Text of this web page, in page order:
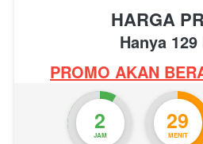
HARGA
Hanya
PROMO AKAN
2
JAM
29
MENIT